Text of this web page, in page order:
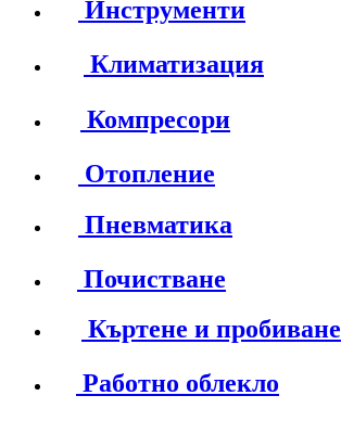
Инструменти
Климатизация
Компресори
Отопление
Пневматика
Почистване
Къртене и пробиване
Работно облекло